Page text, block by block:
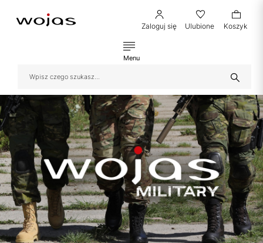
Zaloguj się Ulubione Koszyk
Menu